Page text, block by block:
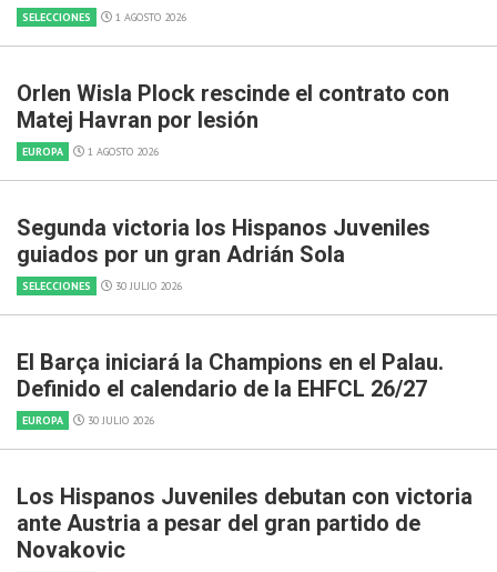
SELECCIONES 1 AGOSTO 2026
Orlen Wisla Plock rescinde el contrato con
Matej Havran por lesión
EUROPA 1 AGOSTO 2026
Segunda victoria los Hispanos Juveniles
guiados por un gran Adrián Sola
SELECCIONES 30 JULIO 2026
El Barça iniciará la Champions en el Palau.
Definido el calendario de la EHFCL 26/27
EUROPA 30 JULIO 2026
Los Hispanos Juveniles debutan con victoria
ante Austria a pesar del gran partido de
Novakovic